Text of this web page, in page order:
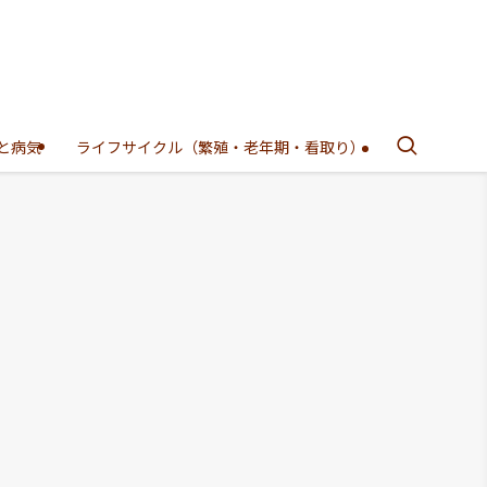
病気 ライフサイクル（繁殖・老年期・看取り）